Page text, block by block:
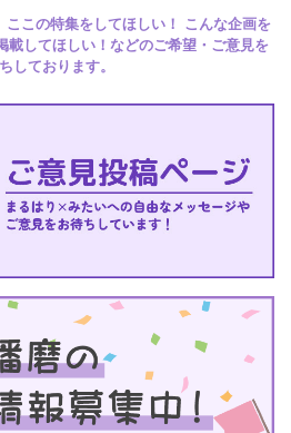
この特集をしてほしい！ こんな企画を
載してほしい！などのご希望・ご意見を
しております。